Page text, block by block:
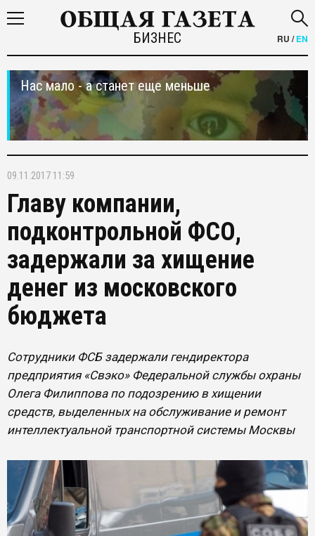
БИЗНЕС RU /EN
Нас мало - а станет еще меньше
09.11.2017 11:59
Главу компании,
подконтрольной ФСО,
задержали за хищение
денег из московского
бюджета
Сотрудники ФСБ задержали гендиректора
предприятия «Свэко» Федеральной службы охраны
Олега Филиппова по подозрению в хищении
средств, выделенных на обслуживание и ремонт
интеллектуальной транспортной системы Москвы